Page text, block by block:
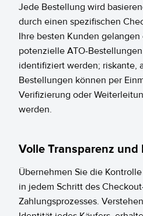
Jede Bestellung wird
durch einen spezifischen
Ihre besten Kunden
potenzielle ATO-
identifiziert werden; riskante,
Bestellungen können per
Verifizierung oder
werden.
Volle Transparenz und
Übernehmen Sie die
in jedem Schritt des
Zahlungsprozesses.